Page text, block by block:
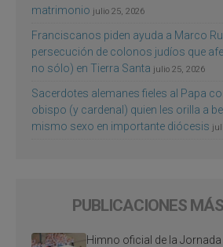
matrimonio julio 25, 2026
Franciscanos piden ayuda a Marco
persecución de colonos judíos que
no sólo) en Tierra Santa julio 25, 2026
Sacerdotes alemanes fieles al Papa
obispo (y cardenal) quien les orilla a
mismo sexo en importante diócesis
PUBLICACIONES
Himno oficial de la Jornada